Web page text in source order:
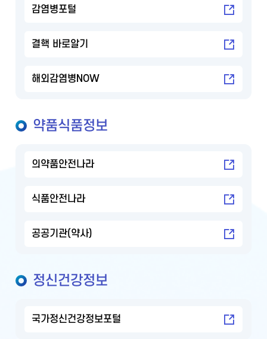
감염병포털
결핵 바로알기
해외감염병NOW
약품식품정보
의약품안전나라
식품안전나라
공공기관(약사)
정신건강정보
국가정신건강정보포털